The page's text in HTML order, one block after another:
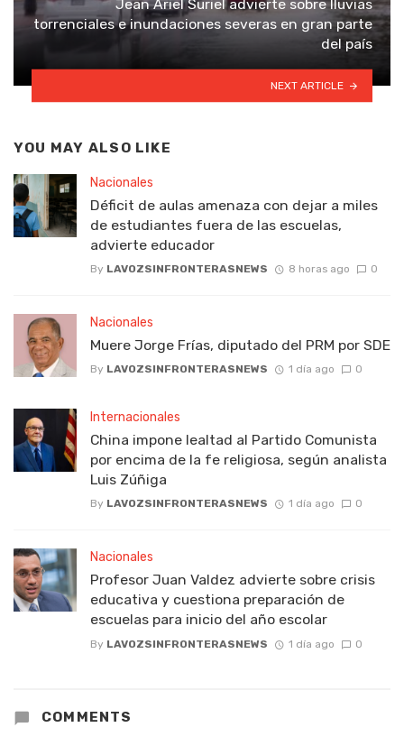
Jean Ariel Suriel advierte sobre lluvias
torrenciales e inundaciones severas en gran parte
del país
NEXT ARTICLE
YOU MAY ALSO LIKE
Nacionales
Déficit de aulas amenaza con dejar a miles
de estudiantes fuera de las escuelas,
advierte educador
By LAVOZSINFRONTERASNEWS 8 horas ago 0
Nacionales
Muere Jorge Frías, diputado del PRM por SDE
By LAVOZSINFRONTERASNEWS 1 día ago 0
Internacionales
China impone lealtad al Partido Comunista
por encima de la fe religiosa, según analista
Luis Zúñiga
By LAVOZSINFRONTERASNEWS 1 día ago 0
Nacionales
Profesor Juan Valdez advierte sobre crisis
educativa y cuestiona preparación de
escuelas para inicio del año escolar
By LAVOZSINFRONTERASNEWS 1 día ago 0
COMMENTS